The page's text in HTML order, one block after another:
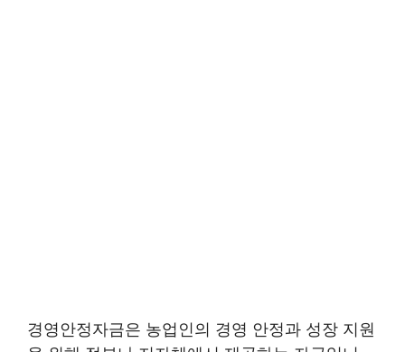
경영안정자금은 농업인의 경영 안정과 성장 지원